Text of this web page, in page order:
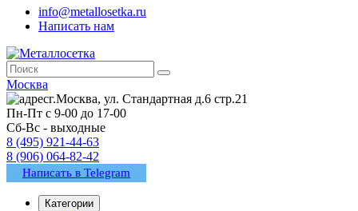
info@metallosetka.ru
Написать нам
Москва
г.Москва, ул. Стандартная д.6 стр.21
Пн-Пт с 9-00 до 17-00
Сб-Вс - выходные
8 (495) 921-44-63
8 (906) 064-82-42
Написать в Telegram
Категории